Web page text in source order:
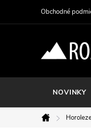
Obchodné
NOVINKY
Domov